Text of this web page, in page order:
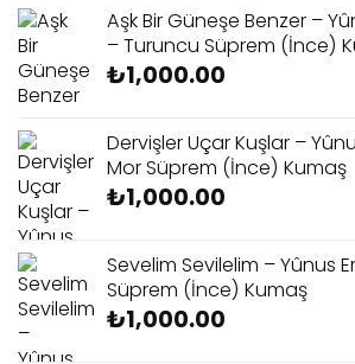
Aşk Bir Güneşe Benzer –
– Turuncu Süprem (İnce)
₺1,000.00
Dervişler Uçar Kuşlar –
Mor Süprem (İnce) Kumaş
₺1,000.00
Sevelim Sevilelim – Yûnus
Süprem (İnce) Kumaş
₺1,000.00